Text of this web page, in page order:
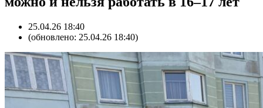
25.04.26 18:40
(обновлено: 25.04.26 18:40)